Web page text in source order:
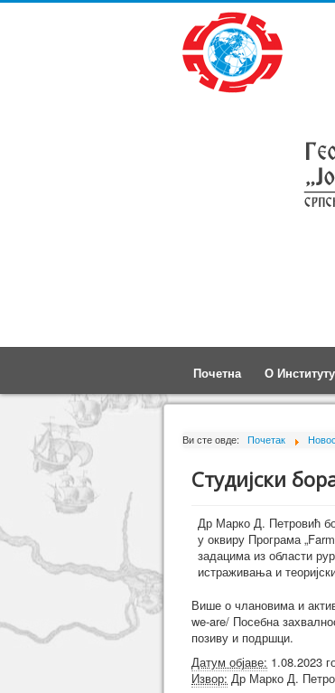
Почетна О Институту
Ви сте овде: Почетак
Студијски
Др Марко Д. Петровић
у оквиру Програма
задацима из области
истраживања и
Више о члановима и
we-are/ Посебна
позиву и подршци.
Датум објаве: 1.08.2023
Извор: Др Марко Д.